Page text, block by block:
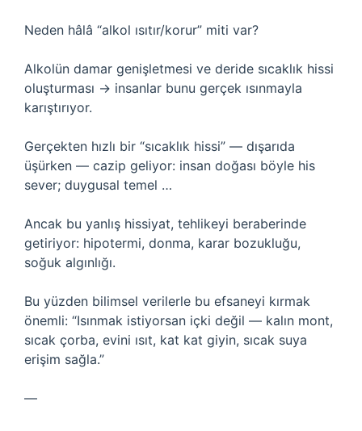
Neden hâlâ “alkol ısıtır/korur” miti var?
Alkolün damar genişletmesi ve deride sıcaklık hissi
oluşturması → insanlar bunu gerçek ısınmayla
karıştırıyor.
Gerçekten hızlı bir “sıcaklık hissi” — dışarıda
üşürken — cazip geliyor: insan doğası böyle his
sever; duygusal temel …
Ancak bu yanlış hissiyat, tehlikeyi beraberinde
getiriyor: hipotermi, donma, karar bozukluğu,
soğuk algınlığı.
Bu yüzden bilimsel verilerle bu efsaneyi kırmak
önemli: “Isınmak istiyorsan içki değil — kalın mont,
sıcak çorba, evini ısıt, kat kat giyin, sıcak suya
erişim sağla.”
—